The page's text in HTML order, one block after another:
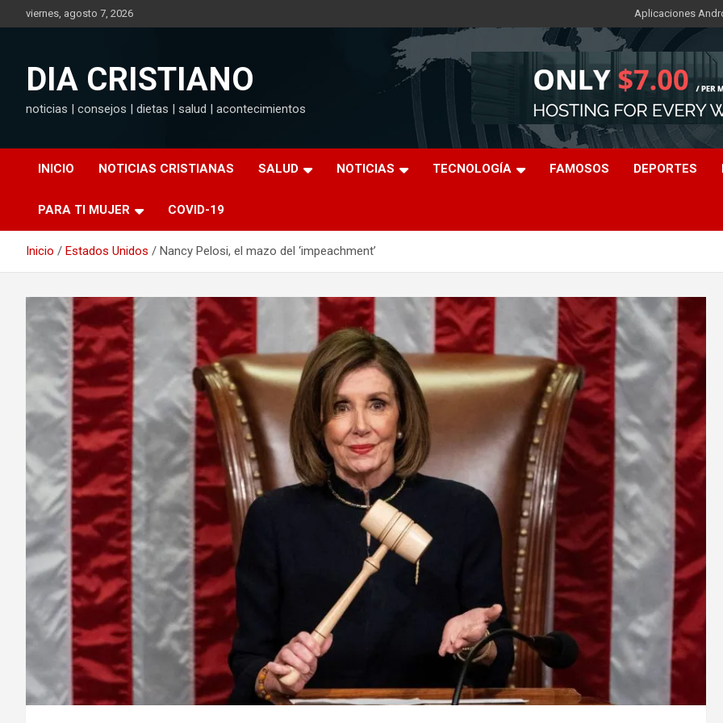
al
viernes, agosto 7, 2026 Aplicaciones
DIA CRISTIANO
noticias | consejos | dietas | salud | acontecimientos
INICIO NOTICIAS CRISTIANAS SALUD NOTICIAS TECNOLOGÍA FAMOSOS DEPORTES
PARA TI MUJER COVID-19
Inicio Estados Unidos Nancy Pelosi, el mazo del ‘impeachment’